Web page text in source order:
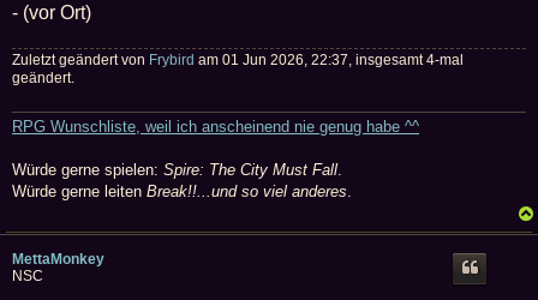
- (vor Ort)
Zuletzt geändert von Frybird am 01 Jun 2026, 22:37, insgesamt 4-mal
geändert.
RPG Wunschliste, weil ich anscheinend nie genug habe ^^
Würde gerne spielen: Spire: The City Must Fall
Würde gerne leiten Break!!...und so viel anderes
MettaMonkey
NSC